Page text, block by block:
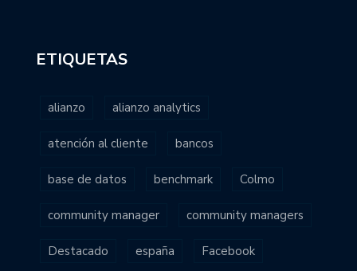
ETIQUETAS
alianzo alianzo analytics
atención al cliente bancos
base de datos benchmark Colmo
community manager community managers
Destacado españa Facebook